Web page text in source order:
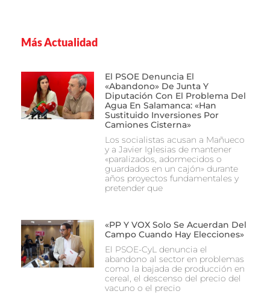
Más Actualidad
El PSOE Denuncia El
«abandono» De Junta Y
Diputación Con El Problema Del
Agua En Salamanca: «Han
Sustituido Inversiones Por
Camiones Cisterna»
Los socialistas acusan a Mañueco
y a Javier Iglesias de mantener
«paralizados, adormecidos o
guardados en un cajón» durante
años proyectos fundamentales y
pretender que
«PP Y VOX Solo Se Acuerdan Del
Campo Cuando Hay Elecciones»
El PSOE-CyL denuncia el
abandono al sector en problemas
como la bajada de producción en
cereal, el descenso del precio del
vacuno o el precio